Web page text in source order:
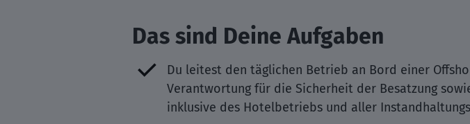
Das sind Deine Aufgaben
Du leitest den täglichen Betrieb an Bord einer
Verantwortung für die Sicherheit der Besatzung
inklusive des Hotelbetriebs und aller